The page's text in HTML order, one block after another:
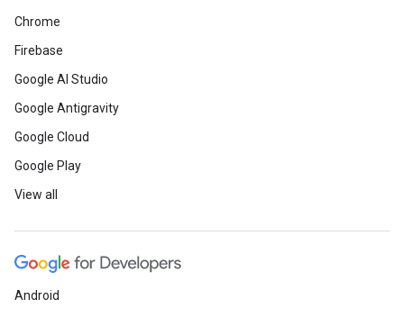
Chrome
Firebase
Google AI Studio
Google Antigravity
Google Cloud
Google Play
View all
Android